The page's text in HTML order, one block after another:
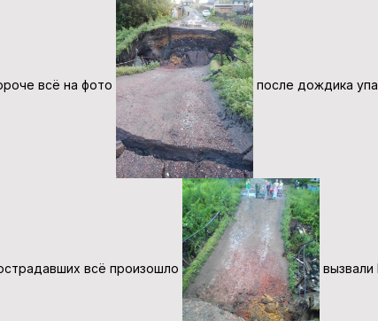
всё на фото после дождика
всё произошло вызвали